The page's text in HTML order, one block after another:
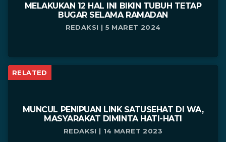
MELAKUKAN 12 HAL INI BIKIN TUBUH TETAP
BUGAR SELAMA RAMADAN
REDAKSI | 5 MARET 2024
RELATED
MUNCUL PENIPUAN LINK SATUSEHAT DI WA,
MASYARAKAT DIMINTA HATI-HATI
REDAKSI | 14 MARET 2023